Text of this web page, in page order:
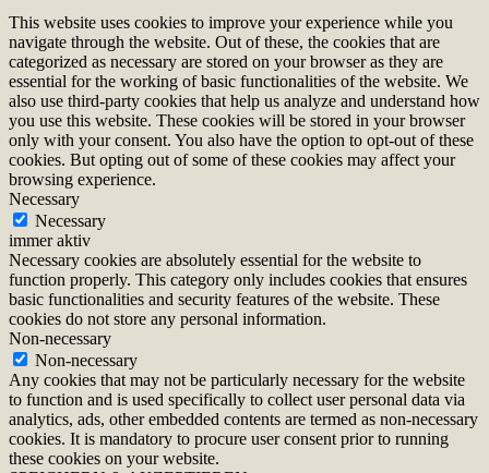
This website uses cookies to improve your experience while you
navigate through the website. Out of these, the cookies that are
categorized as necessary are stored on your browser as they are
essential for the working of basic functionalities of the website. We
also use third-party cookies that help us analyze and understand how
you use this website. These cookies will be stored in your browser
only with your consent. You also have the option to opt-out of these
cookies. But opting out of some of these cookies may affect your
browsing experience.
Necessary
Necessary
immer aktiv
Necessary cookies are absolutely essential for the website to
function properly. This category only includes cookies that ensures
basic functionalities and security features of the website. These
cookies do not store any personal information.
Non-necessary
Non-necessary
Any cookies that may not be particularly necessary for the website
to function and is used specifically to collect user personal data via
analytics, ads, other embedded contents are termed as non-necessary
cookies. It is mandatory to procure user consent prior to running
these cookies on your website.